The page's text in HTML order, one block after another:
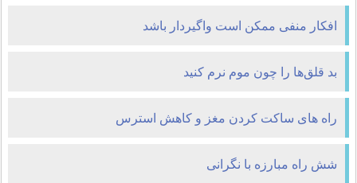
افکار منفی ممکن است واگیردار باشد
بد قلق‌ها را چون موم نرم کنید
راه های ساکت کردن مغز و کاهش استرس
شش راه مبارزه با نگرانی